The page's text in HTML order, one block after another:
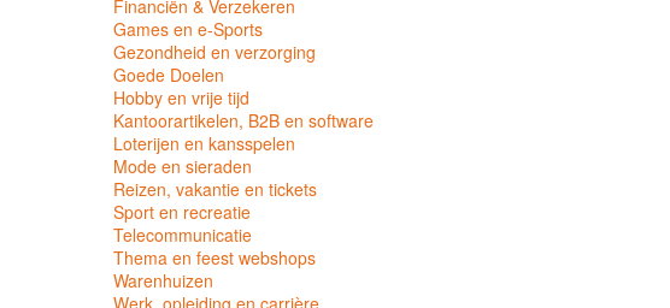
Financiën & Verzekeren
Games en e-Sports
Gezondheid en verzorging
Goede Doelen
Hobby en vrije tijd
Kantoorartikelen, B2B en software
Loterijen en kansspelen
Mode en sieraden
Reizen, vakantie en tickets
Sport en recreatie
Telecommunicatie
Thema en feest webshops
Warenhuizen
Werk, opleiding en carrière